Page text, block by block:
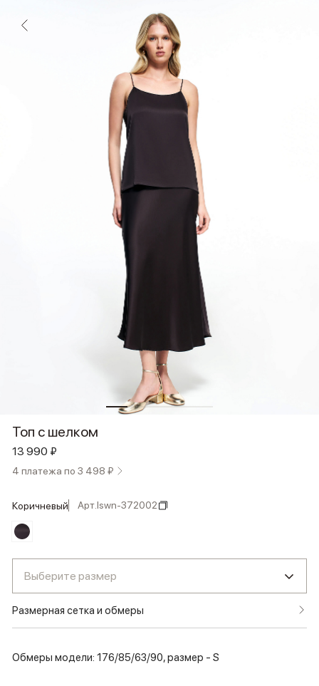
Топ с шелком
13 990 ₽
4 платежа по 3 498 ₽
коричневый Арт.lswn-372002
Выберите размер
Размерная сетка и обмеры
Обмеры модели: 176/85/63/90, размер - S